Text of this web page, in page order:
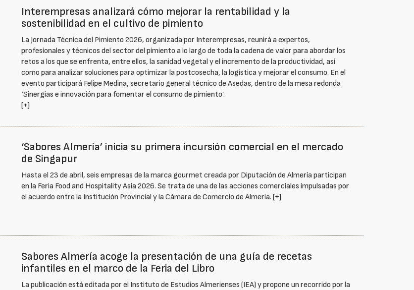
Interempresas analizará cómo mejorar la rentabilidad y la
sostenibilidad en el cultivo de pimiento
La Jornada Técnica del Pimiento 2026, organizada por Interempresas, reunirá a expertos,
profesionales y técnicos del sector del pimiento a lo largo de toda la cadena de valor para abordar los
retos a los que se enfrenta, entre ellos, la sanidad vegetal y el incremento de la productividad, así
como para analizar soluciones para optimizar la postcosecha, la logística y mejorar el consumo. En el
evento participará Felipe Medina, secretario general técnico de Asedas, dentro de la mesa redonda
‘Sinergias e innovación para fomentar el consumo de pimiento’.
[+]
‘Sabores Almería’ inicia su primera incursión comercial en el mercado
de Singapur
Hasta el 23 de abril, seis empresas de la marca gourmet creada por Diputación de Almería participan
en la Feria Food and Hospitality Asia 2026. Se trata de una de las acciones comerciales impulsadas por
el acuerdo entre la Institución Provincial y la Cámara de Comercio de Almería.[+]
Sabores Almería acoge la presentación de una guía de recetas
infantiles en el marco de la Feria del Libro
La publicación está editada por el Instituto de Estudios Almerienses (IEA) y propone un recorrido por la